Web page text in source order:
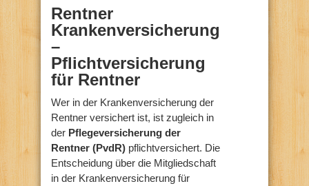
Rentner
Krankenversicherung
–
Pflichtversicherung
für Rentner
Wer in der Krankenversicherung der
Rentner versichert ist, ist zugleich in
der Pflegeversicherung der
Rentner (PvdR) pflichtversichert. Die
Entscheidung über die Mitgliedschaft
in der Krankenversicherung für